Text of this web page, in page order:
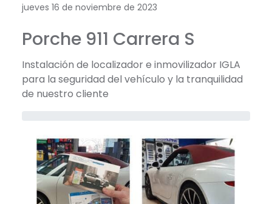
jueves 16 de noviembre de 2023
Porche 911 Carrera S
Instalación de localizador e inmovilizador IGLA
para la seguridad del vehículo y la tranquilidad
de nuestro cliente